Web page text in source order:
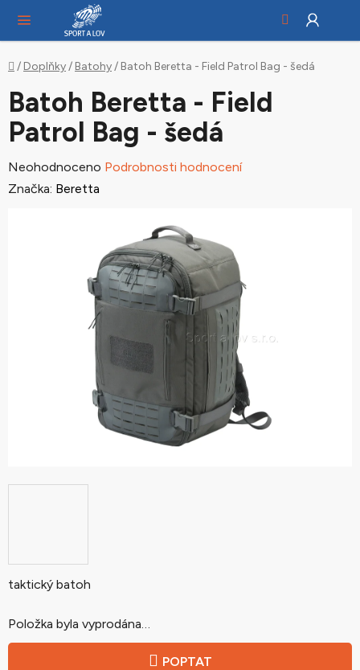
obsah
Domů
/ Doplňky/ Batohy/ Batoh Beretta - Field Patrol Bag - šedá
taktický batoh
Položka byla vyprodána…
POPTAT
Batoh Beretta - Field
Patrol Bag - šedá
Průměrné
hodnocení
Neohodnoceno Podrobnosti hodnocení
Značka: Beretta